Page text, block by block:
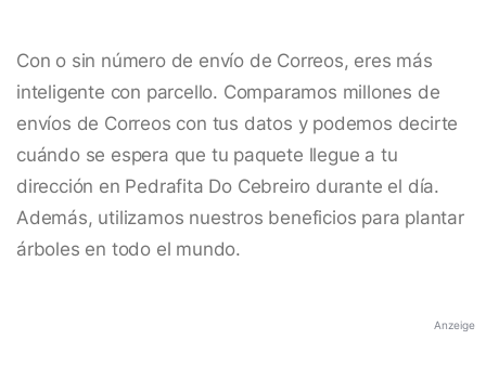
Con o sin número de envío de Correos, eres más
inteligente con parcello. Comparamos millones de
envíos de Correos con tus datos y podemos decirte
cuándo se espera que tu paquete llegue a tu
dirección en Pedrafita Do Cebreiro durante el día.
Además, utilizamos nuestros beneficios para plantar
árboles en todo el mundo.
Anzeige